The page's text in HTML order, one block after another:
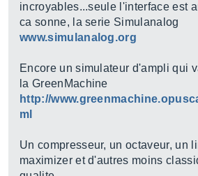
incroyables...seule l'interface est
ca sonne, la serie Simulanalog
www.simulanalog.org
Encore un simulateur d'ampli qui
la GreenMachine
http://
ml
Un compresseur, un octaveur, un
maximizer et d'autres moins